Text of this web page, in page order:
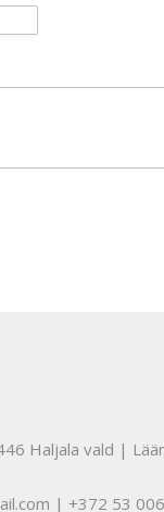
Haljala vald |
| +372 53